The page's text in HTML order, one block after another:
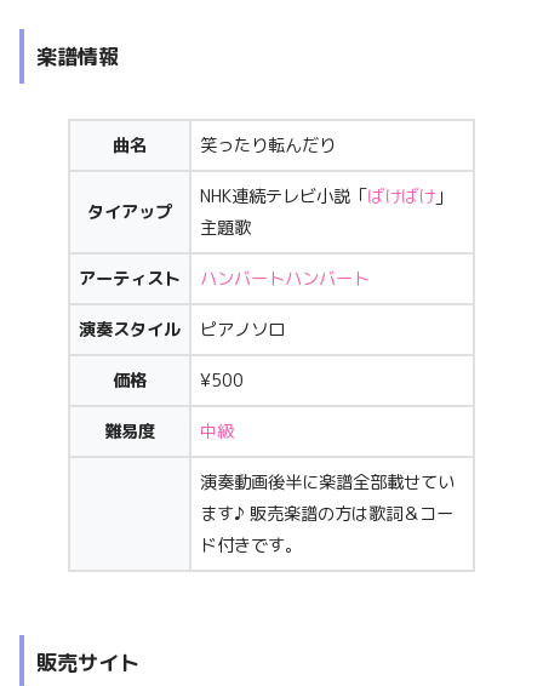
楽譜情報
曲名 笑ったり転んだり
タイアップ
NHK連続テレビ小説「ばけばけ 」
主題歌
アーティスト ハンバートハンバート
演奏スタイル ピアノソロ
価格 ¥500
難易度 中級
演奏動画後半に楽譜全部載せてい
ます♪ 販売楽譜の方は歌詞＆コー
ド付きです。
販売サイト